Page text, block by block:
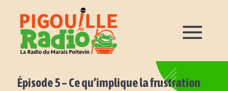
Épisode 5 – Ce qu’implique la frustration